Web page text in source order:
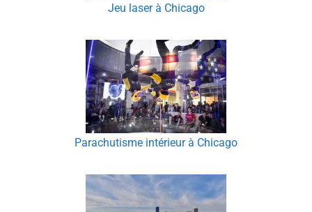
Jeu laser à Chicago
Parachutisme intérieur à Chicago